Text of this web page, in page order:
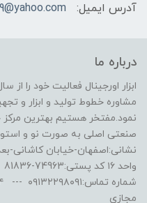
آدرس ایمیل:
درباره ما
مشاوره خطوط تولید و ابزار و
نمود.مفتخر هستیم بهترین مرکز
صنعتی اصلی به صورت نو و
واحد ۱۶ کد پستی:74963-81836
مجازی